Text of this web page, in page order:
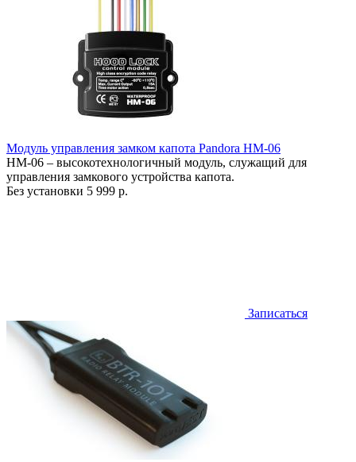
Модуль управления замком капота Pandora HM-06
HM-06 – высокотехнологичный модуль, служащий для
управления замкового устройства капота.
Без установки 5 999 р.
Записаться